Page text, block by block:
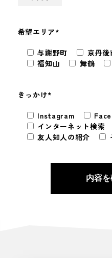
希望エリア*
与謝野町 京丹後
福知山
舞鶴
きっかけ*
Instagram
インターネット検索
友人知人の紹介